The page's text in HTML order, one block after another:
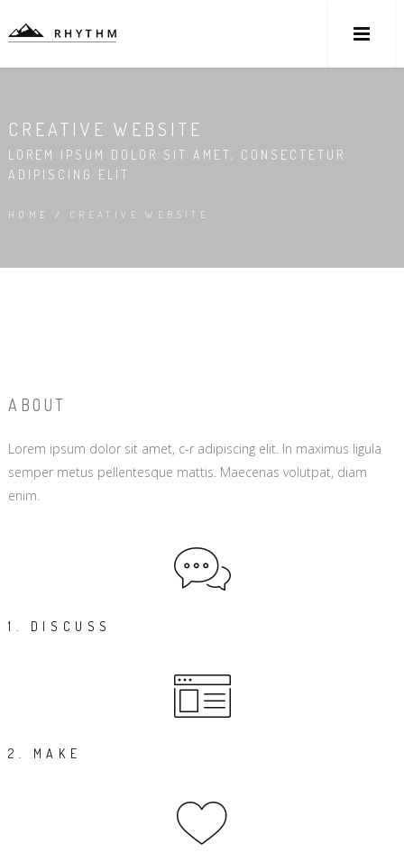
CREATIVE WEBSITE
LOREM IPSUM DOLOR SIT AMET, CONSECTETUR
ADIPISCING ELIT
HOME / CREATIVE WEBSITE
ABOUT
Lorem ipsum dolor sit amet, c-r adipiscing elit. In maximus ligula
semper metus pellentesque mattis. Maecenas volutpat, diam
enim.
1. DISCUSS
2. MAKE